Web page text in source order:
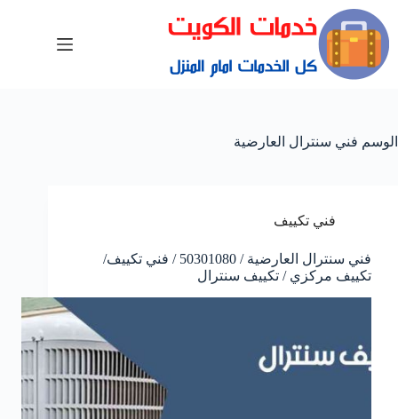
الوسم فني سنترال العارضية
فني تكييف
فني سنترال العارضية / 50301080 / فني تكييف/
تكييف مركزي / تكييف سنترال